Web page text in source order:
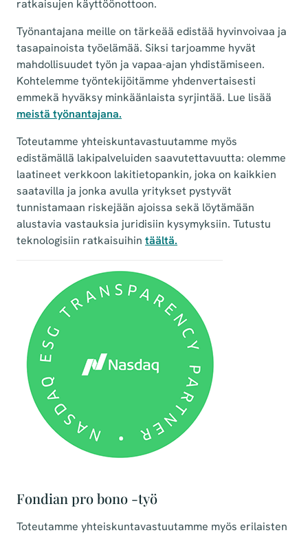
ratkaisujen käyttöönottoon.
Työnantajana meille on tärkeää edistää hyvinvoivaa ja
tasapainoista työelämää. Siksi tarjoamme hyvät
mahdollisuudet työn ja vapaa-ajan yhdistämiseen.
Kohtelemme työntekijöitämme yhdenvertaisesti
emmekä hyväksy minkäänlaista syrjintää. Lue lisää
meistä työnantajana.
Toteutamme yhteiskuntavastuutamme myös
edistämällä lakipalveluiden saavutettavuutta: olemme
laatineet verkkoon lakitietopankin, joka on kaikkien
saatavilla ja jonka avulla yritykset pystyvät
tunnistamaan riskejään ajoissa sekä löytämään
alustavia vastauksia juridisiin kysymyksiin. Tutustu
teknologisiin ratkaisuihin täältä.
Fondian pro bono -työ
Toteutamme yhteiskuntavastuutamme myös erilaisten